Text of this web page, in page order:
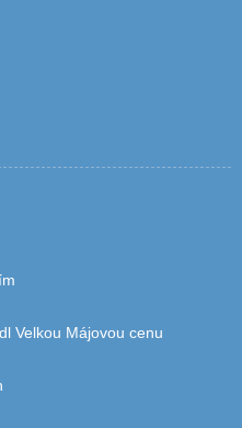
Velkou Májovou cenu